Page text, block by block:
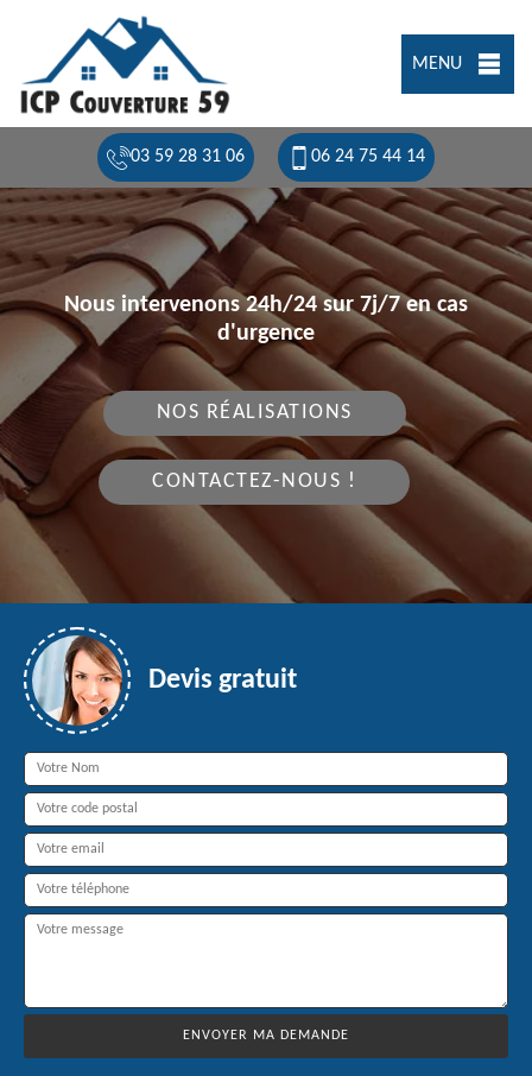
MENU
03 59 28 31 06 06 24 75 44 14
Nous intervenons 24h/24 sur 7j/7 en cas
d'urgence
NOS RÉALISATIONS
CONTACTEZ-NOUS !
Devis gratuit